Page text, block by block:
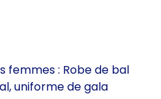
femmes : Robe de bal
uniforme de gala